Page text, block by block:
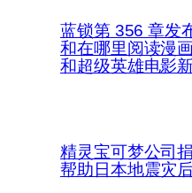
蓝锁第 356 章发
和在哪里阅读漫
和超级英雄电影
精灵宝可梦公司
帮助日本地震灾